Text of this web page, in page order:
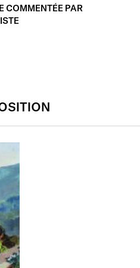
COMMENTÉE PAR